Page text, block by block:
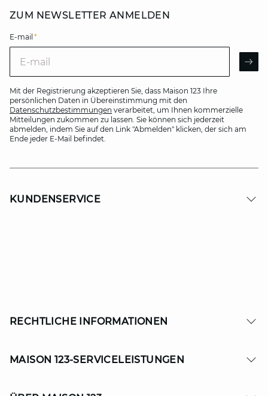
ZUM NEWSLETTER ANMELDEN
E-mail *
Mit der Registrierung akzeptieren Sie, dass Maison 123 Ihre
persönlichen Daten in Übereinstimmung mit den
Datenschutzbestimmungen verarbeitet, um Ihnen kommerzielle
Mitteilungen zukommen zu lassen. Sie können sich jederzeit
abmelden, indem Sie auf den Link "Abmelden" klicken, der sich am
Ende jeder E-Mail befindet.
KUNDENSERVICE
RECHTLICHE INFORMATIONEN
MAISON 123-SERVICELEISTUNGEN